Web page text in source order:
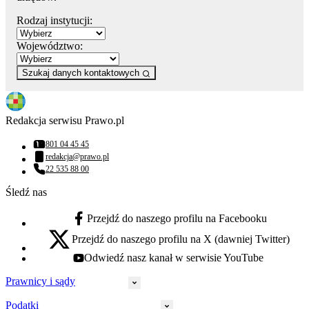
Rodzaj instytucji:
Województwo:
Szukaj danych kontaktowych
Redakcja serwisu Prawo.pl
Numer telefonu:
801 04 45 45
Adres email:
redakcja@prawo.pl
Numer telefonu:
22 535 88 00
Śledź nas
facebook - otwiera się w nowej karcie
Przejdź do naszego profilu na Facebooku
x - otwiera się w nowej karcie
Przejdź do naszego profilu na X (dawniej Twitter)
youtube - otwiera się w nowej karcie
Odwiedź nasz kanał w serwisie YouTube
Prawnicy i sądy
Podatki